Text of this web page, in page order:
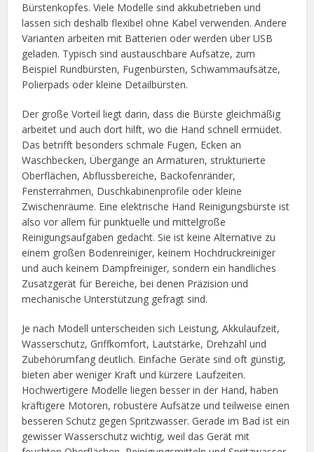
Bürstenkopfes. Viele Modelle sind akkubetrieben und
lassen sich deshalb flexibel ohne Kabel verwenden. Andere
Varianten arbeiten mit Batterien oder werden über USB
geladen. Typisch sind austauschbare Aufsätze, zum
Beispiel Rundbürsten, Fugenbürsten, Schwammaufsätze,
Polierpads oder kleine Detailbürsten.
Der große Vorteil liegt darin, dass die Bürste gleichmäßig
arbeitet und auch dort hilft, wo die Hand schnell ermüdet.
Das betrifft besonders schmale Fugen, Ecken an
Waschbecken, Übergänge an Armaturen, strukturierte
Oberflächen, Abflussbereiche, Backofenränder,
Fensterrahmen, Duschkabinenprofile oder kleine
Zwischenräume. Eine elektrische Hand Reinigungsbürste ist
also vor allem für punktuelle und mittelgroße
Reinigungsaufgaben gedacht. Sie ist keine Alternative zu
einem großen Bodenreiniger, keinem Hochdruckreiniger
und auch keinem Dampfreiniger, sondern ein handliches
Zusatzgerät für Bereiche, bei denen Präzision und
mechanische Unterstützung gefragt sind.
Je nach Modell unterscheiden sich Leistung, Akkulaufzeit,
Wasserschutz, Griffkomfort, Lautstärke, Drehzahl und
Zubehörumfang deutlich. Einfache Geräte sind oft günstig,
bieten aber weniger Kraft und kürzere Laufzeiten.
Hochwertigere Modelle liegen besser in der Hand, haben
kräftigere Motoren, robustere Aufsätze und teilweise einen
besseren Schutz gegen Spritzwasser. Gerade im Bad ist ein
gewisser Wasserschutz wichtig, weil das Gerät mit